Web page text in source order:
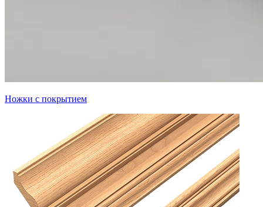
Ножки с покрытием